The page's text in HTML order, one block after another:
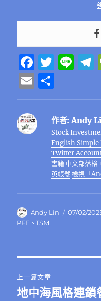
F
a
c
b
T
it
r
Li
e
r
E
m
ai
l
享
作者: Andy
Stock
English Simple
Twitter
書籍 中文部落格
英帳號 檢視「
作
者
Andy Lin
發
07/02/
PFE 、TSM
章
上一篇文章
上
地中海風格連